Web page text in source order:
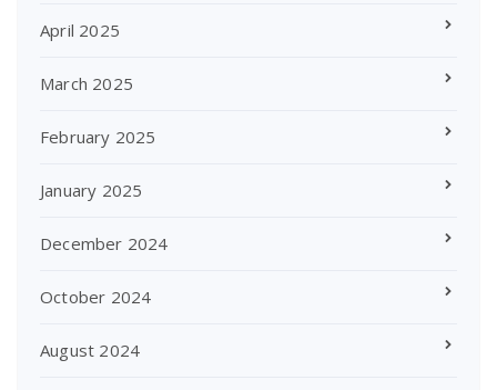
April 2025
March 2025
February 2025
January 2025
December 2024
October 2024
August 2024